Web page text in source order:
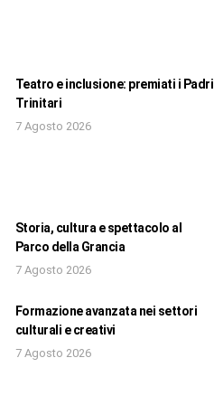
Teatro e inclusione: premiati i Padri
Trinitari
7 Agosto 2026
Storia, cultura e spettacolo al
Parco della Grancia
7 Agosto 2026
Formazione avanzata nei settori
culturali e creativi
7 Agosto 2026